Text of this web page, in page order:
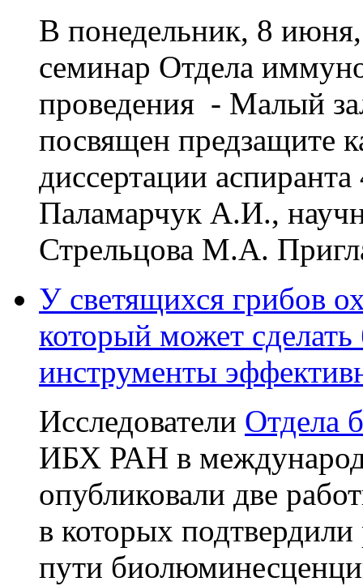
В понедельник, 8
семинар Отдела
проведения - Малый
посвящен предзащите
диссертации
Паламарчук А.И.,
Стрельцова М.А.
У светящихся грибов
который может
инструменты
Исследователи Отдела
ИБХ РАН в
опубликовали две
в которых
пути